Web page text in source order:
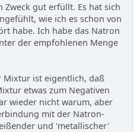
Zweck gut erfüllt. Es hat sich
wie ich es schon von
habe. Ich habe das Natron
der empfohlenen Menge
Mixtur ist eigentlich, daß
etwas zum Negativen
wieder nicht warum, aber
mit der Natron-
und 'metallischer'